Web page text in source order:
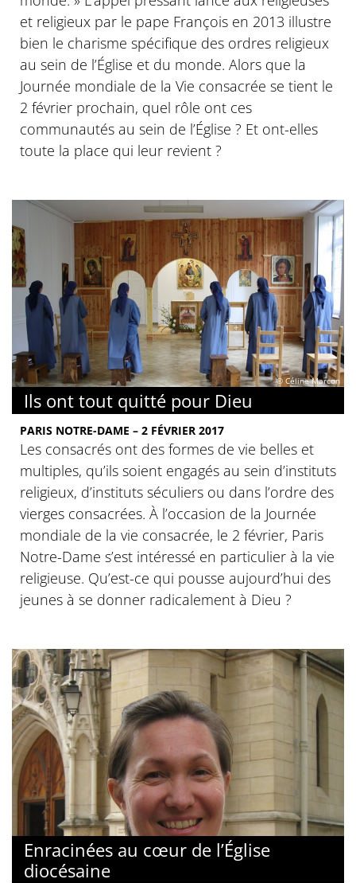
et religieux par le pape François en 2013 illustre
bien le charisme spécifique des ordres religieux
au sein de l’Église et du monde. Alors que la
Journée mondiale de la Vie consacrée se tient le
2 février prochain, quel rôle ont ces
communautés au sein de l’Église ? Et ont-elles
toute la place qui leur revient ?
© Céline Marcon
Ils ont tout quitté pour Dieu
PARIS NOTRE-DAME – 2 FÉVRIER 2017
Les consacrés ont des formes de vie belles et
multiples, qu’ils soient engagés au sein d’instituts
religieux, d’instituts séculiers ou dans l’ordre des
vierges consacrées. À l’occasion de la Journée
mondiale de la vie consacrée, le 2 février, Paris
Notre-Dame s’est intéressé en particulier à la vie
religieuse. Qu’est-ce qui pousse aujourd’hui des
jeunes à se donner radicalement à Dieu ?
Enracinées au cœur de l’Église
diocésaine